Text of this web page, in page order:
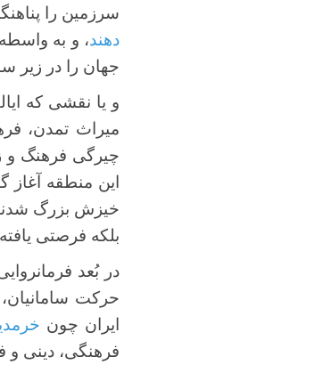
سرزمین را
دهند، و به
جهان را در زیر
و یا نقشی که
میراث تمدن،
چیرگی فرهنگ و
این منطقه
خیزش بزرگ شدند
بلکه فرصتی
در بُعد
حرکت
ایران چون
فرهنگی، دینی و